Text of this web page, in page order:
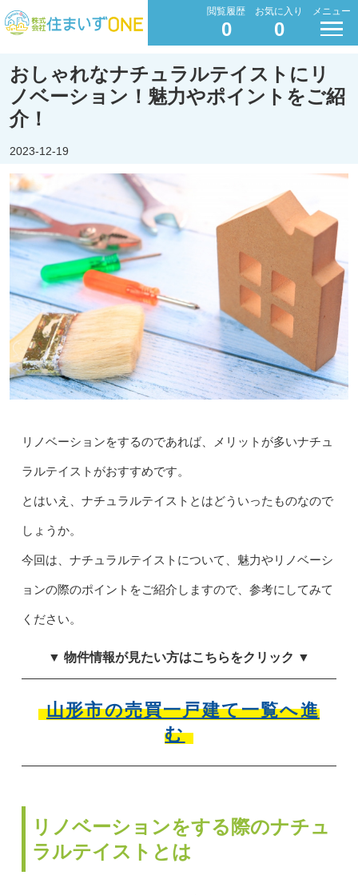
閲覧履歴
0
お気に入り
0
メニュー
おしゃれなナチュラルテイストにリ
ノベーション！魅力やポイントをご紹
介！
2023-12-19
リノベーションをするのであれば、メリットが多いナチュ
ラルテイストがおすすめです。
とはいえ、ナチュラルテイストとはどういったものなので
しょうか。
今回は、ナチュラルテイストについて、魅力やリノベーシ
ョンの際のポイントをご紹介しますので、参考にしてみて
ください。
▼ 物件情報が見たい方はこちらをクリック ▼
山形市の売買一戸建て一覧へ進
む
リノベーションをする際のナチュ
ラルテイストとは